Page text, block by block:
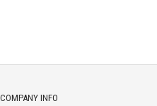
COMPANY INFO